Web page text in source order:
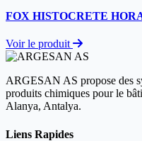
FOX HISTOCRETE
Voir le produit
ARGESAN AS propose des
produits chimiques pour le
Alanya, Antalya.
Liens Rapides